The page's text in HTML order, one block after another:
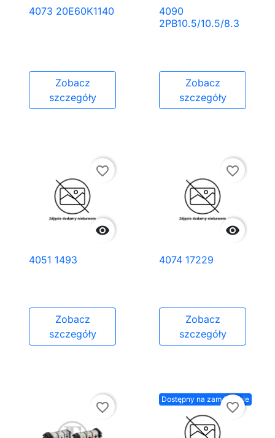
4073 20E60K1140
Zobacz
szczegóły
4090
2PB10.5/10.5/8.3
Zobacz
szczegóły

favorite_border
4051 1493
Zobacz
szczegóły

favorite_border
4074 17229
Zobacz
szczegóły
favorite_border
Dostępny na zamówienie
favorite_border